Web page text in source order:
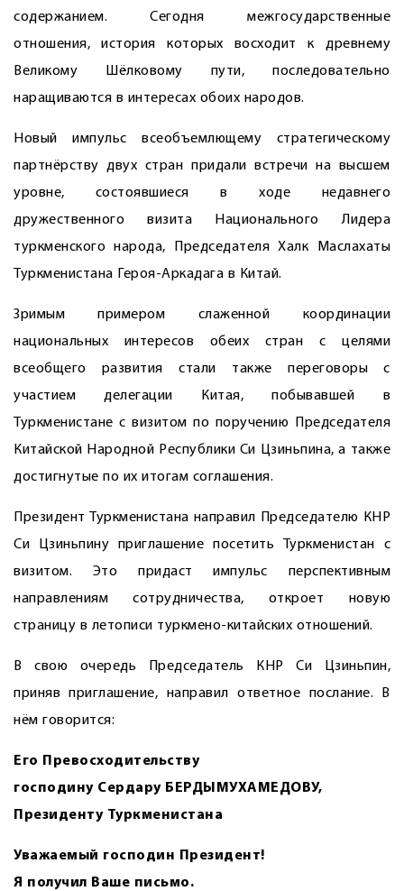
содержанием. Сегодня межгосударственные
отношения, история которых восходит к древнему
Великому Шёлковому пути, последовательно
наращиваются в интересах обоих народов.
Новый импульс всеобъемлющему стратегическому
партнёрству двух стран придали встречи на высшем
уровне, состоявшиеся в ходе недавнего
дружественного визита Национального Лидера
туркменского народа, Председателя Халк Маслахаты
Туркменистана Героя-Аркадага в Китай.
Зримым примером слаженной координации
национальных интересов обеих стран с целями
всеобщего развития стали также переговоры с
участием делегации Китая, побывавшей в
Туркменистане с визитом по поручению Председателя
Китайской Народной Республики Си Цзиньпина, а также
достигнутые по их итогам соглашения.
Президент Туркменистана направил Председателю КНР
Си Цзиньпину приглашение посетить Туркменистан с
визитом. Это придаст импульс перспективным
направлениям сотрудничества, откроет новую
страницу в летописи туркмено-китайских отношений.
В свою очередь Председатель КНР Си Цзиньпин,
приняв приглашение, направил ответное послание. В
нём говорится:
Его Превосходительству
господину Сердару БЕРДЫМУХАМЕДОВУ,
Президенту Туркменистана
Уважаемый господин Президент!
Я получил Ваше письмо.